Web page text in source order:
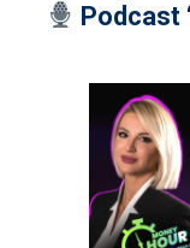
Podcast